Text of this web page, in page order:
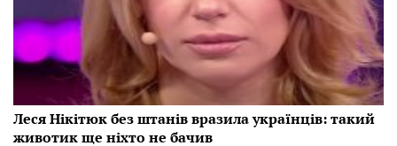
Леся Нікітюк без штанів вразила українців: такий
животик ще ніхто не бачив